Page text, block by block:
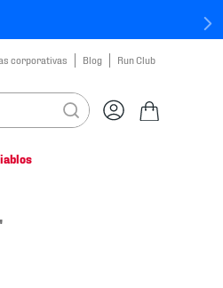
corporativas Blog Run Club